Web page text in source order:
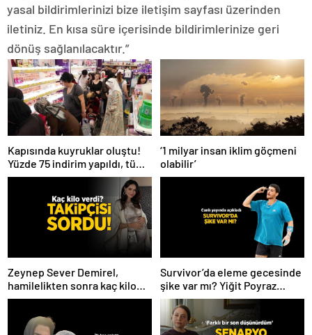
yasal bildirimlerinizi bize iletişim sayfası üzerinden
iletiniz. En kısa süre içerisinde bildirimlerinize geri
dönüş sağlanılacaktır.”
Kapısında kuyruklar oluştu!
Yüzde 75 indirim yapıldı, tüm
ürünler kapış kapış gitti
‘1 milyar insan iklim göçmeni
olabilir’
Zeynep Sever Demirel,
hamilelikten sonra kaç kilo
verdiğini açıkladı! ‘Yaza kadar
Survivor’da eleme gecesinde
şike var mı? Yiğit Poyraz
düelloda Volkan’la
yaşananları ilk kez anlattı!